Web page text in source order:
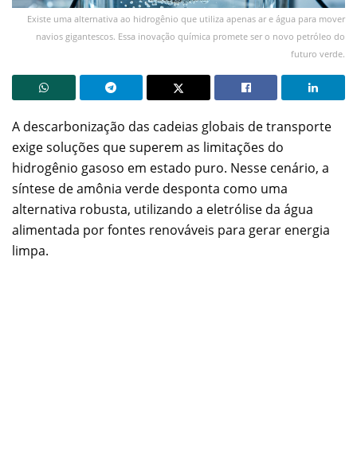
Existe uma alternativa ao hidrogênio que utiliza apenas ar e água para mover
navios gigantescos. Essa inovação química promete ser o novo petróleo do
futuro verde.
A descarbonização das cadeias globais de transporte
exige soluções que superem as limitações do
hidrogênio gasoso em estado puro. Nesse cenário, a
síntese de amônia verde desponta como uma
alternativa robusta, utilizando a eletrólise da água
alimentada por fontes renováveis para gerar energia
limpa.